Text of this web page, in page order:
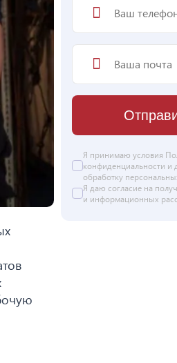
Я принимаю условия
конфиденциальности и
обработку
Я даю согласие на
и информационных